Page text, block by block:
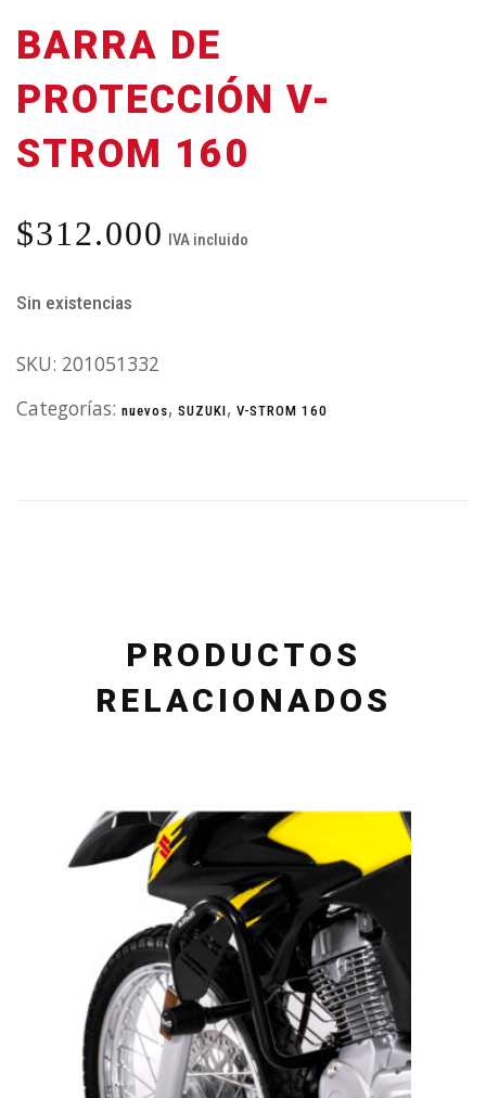
BARRA DE
PROTECCIÓN V-
STROM 160
$312.000 IVA incluido
Sin existencias
SKU: 201051332
Categorías: nuevos, SUZUKI, V-STROM 160
PRODUCTOS
RELACIONADOS